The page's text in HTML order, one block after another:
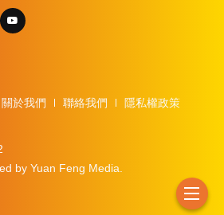
關於我們 聯絡我們
隱私權政策
by Yuan Feng Media.